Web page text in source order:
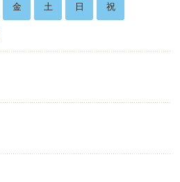
金 土 日 祝